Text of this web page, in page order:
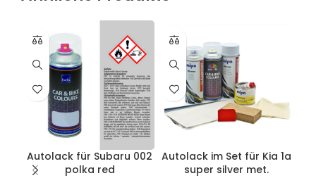
Autolack für Subaru 002
polka red
Autolack im Set für Kia 1a
super silver met.